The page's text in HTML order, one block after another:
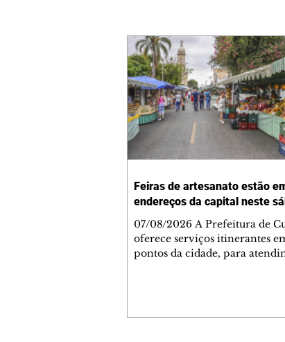
Feiras de artesanato estão
endereços da capital neste
07/08/2026 A Prefeitura de
oferece serviços itinerantes
pontos da cidade, para